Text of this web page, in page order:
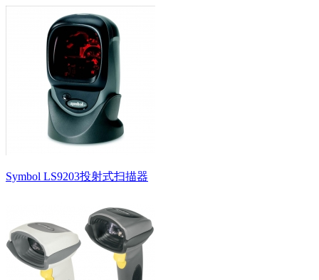
Symbol LS9203投射式扫描器